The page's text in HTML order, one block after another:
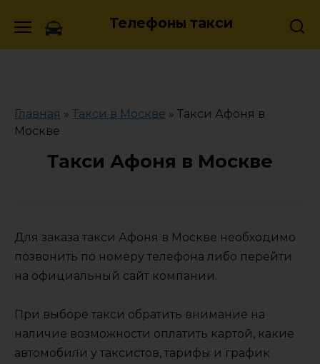
Телефоны такси
Главная » Такси в Москве » Такси Афоня в
Москве
Такси Афоня в Москве
Для заказа такси Афоня в Москве необходимо
позвонить по номеру телефона либо перейти
на официальный сайт компании.
При выборе такси обратить внимание на
наличие возможности оплатить картой, какие
автомобили у таксистов, тарифы и график